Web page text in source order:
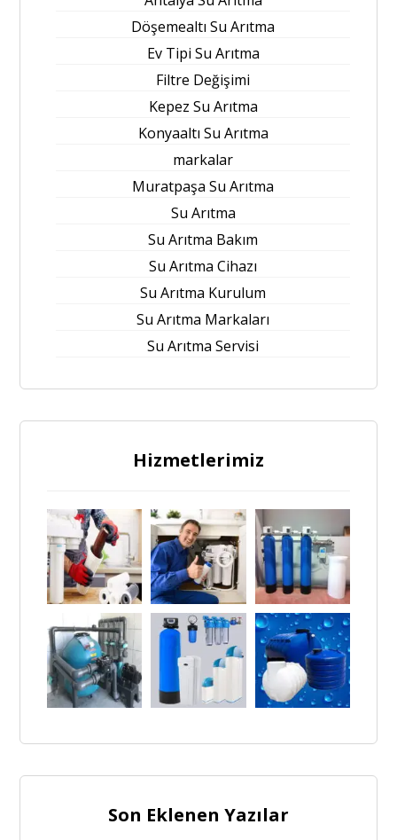
Döşemealtı Su Arıtma
Ev Tipi Su Arıtma
Filtre Değişimi
Kepez Su Arıtma
Konyaaltı Su Arıtma
markalar
Muratpaşa Su Arıtma
Su Arıtma
Su Arıtma Bakım
Su Arıtma Cihazı
Su Arıtma Kurulum
Su Arıtma Markaları
Su Arıtma Servisi
Hizmetlerimiz
Son Eklenen Yazılar